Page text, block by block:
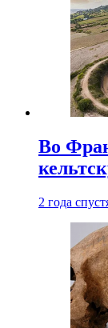
Во
2 года